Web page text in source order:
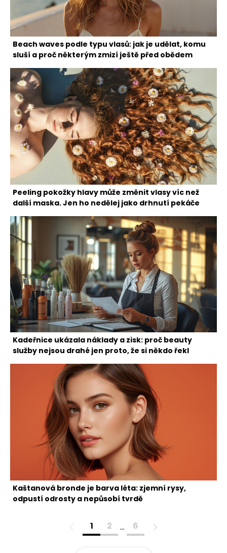
Beach waves podle typu vlasů: jak je udělat, komu
sluší a proč některým zmizí ještě před obědem
Peeling pokožky hlavy může změnit vlasy víc než
další maska. Jen ho nedělej jako drhnutí pekáče
Kadeřnice ukázala náklady a zisk: proč beauty
služby nejsou drahé jen proto, že si někdo řekl
Kaštanová bronde je barva léta: zjemní rysy,
odpustí odrosty a nepůsobí tvrdě
1 2 … 6